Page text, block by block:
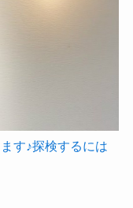
す♪探検するには